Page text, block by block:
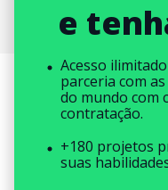
e
Acesso
parceria com
do mundo com
contratação.
+180 projetos
suas